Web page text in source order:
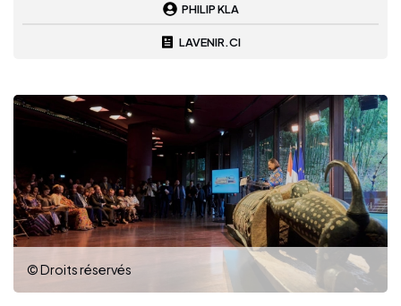
PHILIP KLA
LAVENIR.CI
© Droits réservés